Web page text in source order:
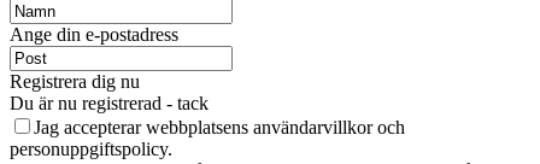
Ange din e-postadress
Registrera dig nu
Du är nu registrerad - tack
Jag accepterar webbplatsens användarvillkor och
personuppgiftspolicy.